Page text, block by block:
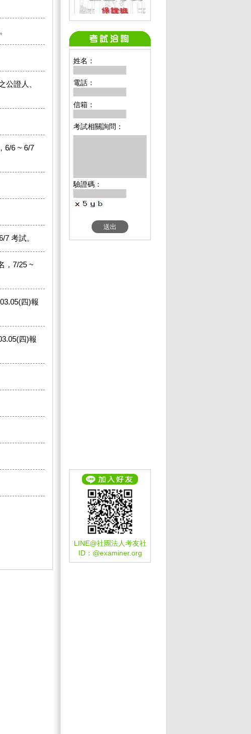
公證人、
6/6 ~ 6/7
考試。
，7/25 ~
四)報
四)報
姓名：
電話：
信箱：
考試相關詢問：
驗證碼：
LINE@社團法人考友社
ID： @examiner.org